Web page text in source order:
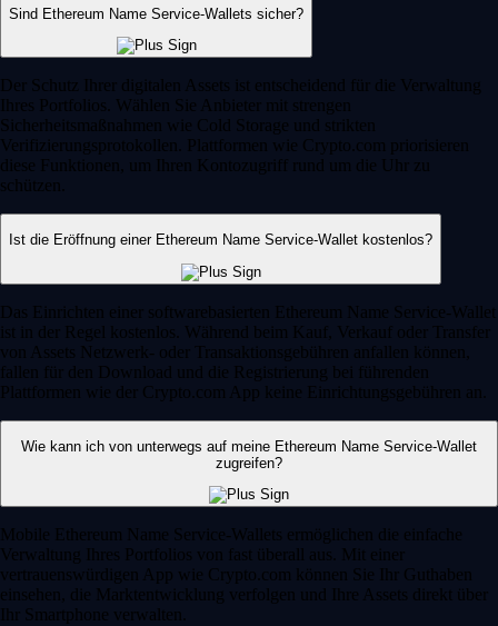
Sind Ethereum Name Service-Wallets sicher?
Der Schutz Ihrer digitalen Assets ist entscheidend für die Verwaltung
Ihres Portfolios. Wählen Sie Anbieter mit strengen
Sicherheitsmaßnahmen wie Cold Storage und strikten
Verifizierungsprotokollen. Plattformen wie Crypto.com priorisieren
diese Funktionen, um Ihren Kontozugriff rund um die Uhr zu
schützen.
Ist die Eröffnung einer Ethereum Name Service-Wallet kostenlos?
Das Einrichten einer softwarebasierten Ethereum Name Service-Wallet
ist in der Regel kostenlos. Während beim Kauf, Verkauf oder Transfer
von Assets Netzwerk- oder Transaktionsgebühren anfallen können,
fallen für den Download und die Registrierung bei führenden
Plattformen wie der Crypto.com App keine Einrichtungsgebühren an.
Wie kann ich von unterwegs auf meine Ethereum Name Service-Wallet
zugreifen?
Mobile Ethereum Name Service-Wallets ermöglichen die einfache
Verwaltung Ihres Portfolios von fast überall aus. Mit einer
vertrauenswürdigen App wie Crypto.com können Sie Ihr Guthaben
einsehen, die Marktentwicklung verfolgen und Ihre Assets direkt über
Ihr Smartphone verwalten.